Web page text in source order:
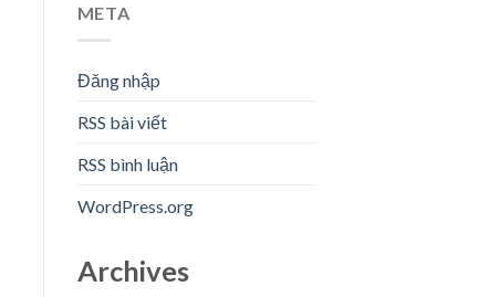
META
Đăng nhập
RSS bài viết
RSS bình luận
WordPress.org
Archives